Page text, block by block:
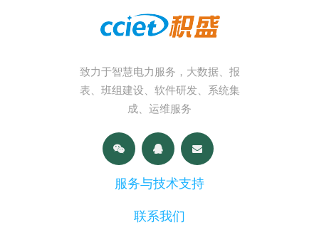
致力于智慧电力服务，大数据、报
表、班组建设、软件研发、系统集
成、运维服务
服务与技术支持
联系我们